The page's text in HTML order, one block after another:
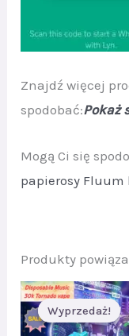
Znajdź więcej
spodobać:Pokaż
Mogą Ci się
papierosy Fluum
Produkty
Wyprzedaż!
Wyprzedaż!